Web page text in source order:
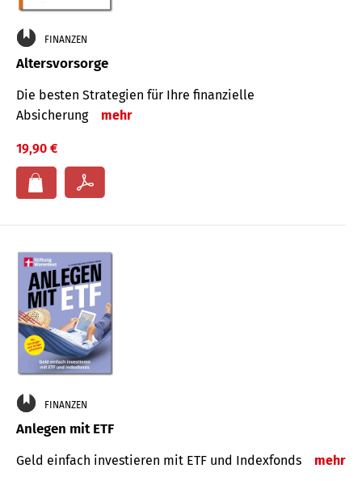
FINANZEN
Altersvorsorge
Die besten Strategien für Ihre finanzielle
Absicherung
mehr
19,90 €
FINANZEN
Anlegen mit ETF
Geld einfach investieren mit ETF und Indexfonds mehr